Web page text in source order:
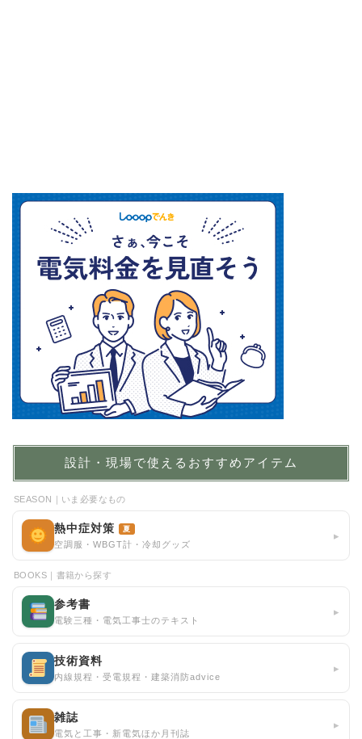
設計・現場で使えるおすすめアイテム
SEASON｜いま必要なもの
熱中症対策 夏
空調服・WBGT計・冷却グッズ
▸
BOOKS｜書籍から探す
参考書
電験三種・電気工事士のテキスト
▸
技術資料
内線規程・受電規程・建築消防advice
▸
雑誌
電気と工事・新電気ほか月刊誌
▸